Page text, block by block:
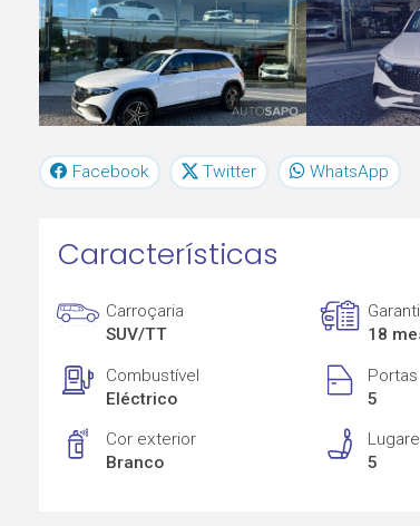
Facebook Twitter WhatsApp
Características
Carroçaria
SUV/TT
18
Combustível
Eléctrico
Portas
5
Cor exterior
Branco
5